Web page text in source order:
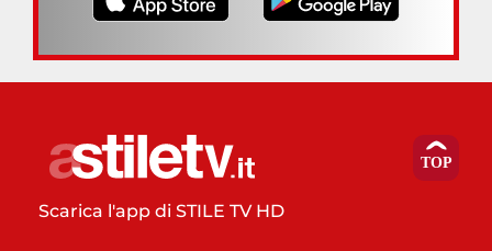
Scarica l'app di STILE TV HD